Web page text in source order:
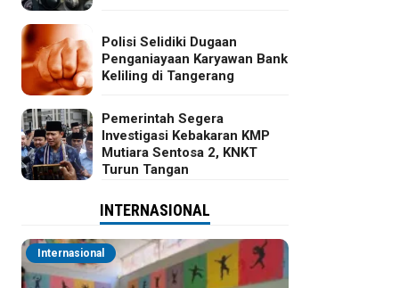
Polisi Selidiki Dugaan
Penganiayaan Karyawan Bank
Keliling di Tangerang
Pemerintah Segera
Investigasi Kebakaran KMP
Mutiara Sentosa 2, KNKT
Turun Tangan
INTERNASIONAL
Internasional